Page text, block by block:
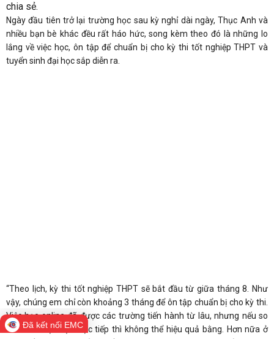
chia sẻ.
Ngày đầu tiên trở lại trường học sau kỳ nghỉ dài ngày, Thục Anh và
nhiều bạn bè khác đều rất háo hức, song kèm theo đó là những lo
lắng về việc học, ôn tập để chuẩn bị cho kỳ thi tốt nghiệp THPT và
tuyển sinh đại học sắp diễn ra.
“Theo lịch, kỳ thi tốt nghiệp THPT sẽ bắt đầu từ giữa tháng 8. Như
vậy, chúng em chỉ còn khoảng 3 tháng để ôn tập chuẩn bị cho kỳ thi.
Việc học online đã được các trường tiến hành từ lâu, nhưng nếu so
sánh với việc học trực tiếp thì không thể hiệu quả bằng. Hơn nữa ở
Đã kết nối EMC